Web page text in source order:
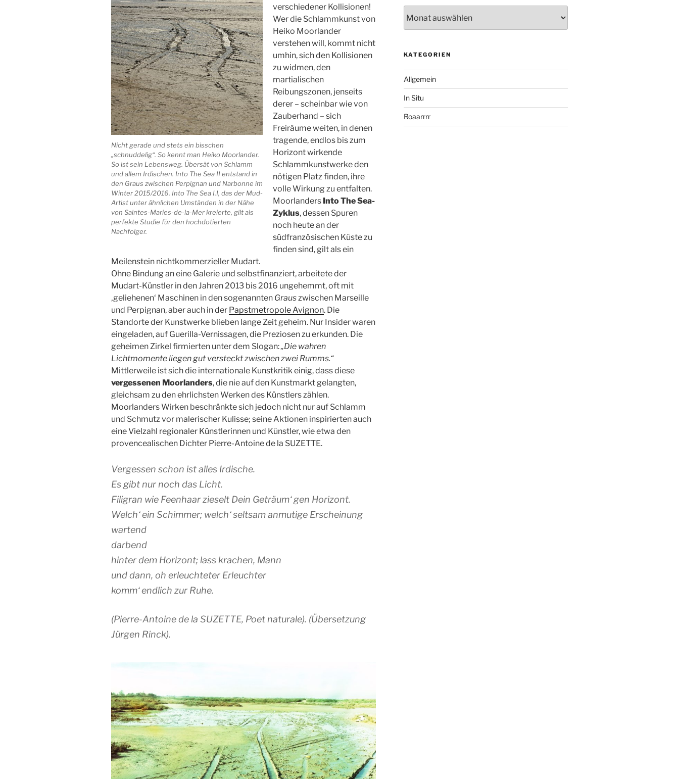
Nicht gerade und stets ein bisschen
„schnuddelig“. So kennt man Heiko Moorlander.
So ist sein Lebensweg. Übersät von Schlamm
und allem Irdischen. Into The Sea II entstand in
den Graus zwischen Perpignan und Narbonne im
Winter 2015/2016. Into The Sea I.I, das der Mud-
Artist unter ähnlichen Umständen in der Nähe
von Saintes-Maries-de-la-Mer kreierte, gilt als
perfekte Studie für den hochdotierten
Nachfolger.
verschiedener Kollisionen!
Wer die Schlammkunst von
Heiko Moorlander
verstehen will, kommt nicht
umhin, sich den Kollisionen
zu widmen, den
martialischen
Reibungszonen, jenseits
derer – scheinbar wie von
Zauberhand – sich
Freiräume weiten, in denen
tragende, endlos bis zum
Horizont wirkende
Schlammkunstwerke den
nötigen Platz finden, ihre
volle Wirkung zu entfalten.
Moorlanders Into The Sea-
Zyklus, dessen Spuren
noch heute an der
südfranzösischen Küste zu
finden sind, gilt als ein
Meilenstein nichtkommerzieller Mudart.
Ohne Bindung an eine Galerie und selbstfinanziert, arbeitete der
Mudart-Künstler in den Jahren 2013 bis 2016 ungehemmt, oft mit
‚geliehenen‘ Maschinen in den sogenannten Grauszwischen Marseille
und Perpignan, aber auch in der Papstmetropole Avignon. Die
Standorte der Kunstwerke blieben lange Zeit geheim. Nur Insider waren
eingeladen, auf Guerilla-Vernissagen, die Preziosen zu erkunden. Die
geheimen Zirkel firmierten unter dem Slogan:„Die wahren
Lichtmomente liegen gut versteckt zwischen zwei Rumms.“
Mittlerweile ist sich die internationale Kunstkritik einig, dass diese
vergessenen Moorlanders, die nie auf den Kunstmarkt gelangten,
gleichsam zu den ehrlichsten Werken des Künstlers zählen.
Moorlanders Wirken beschränkte sich jedoch nicht nur auf Schlamm
und Schmutz vor malerischer Kulisse; seine Aktionen inspirierten auch
eine Vielzahl regionaler Künstlerinnen und Künstler, wie etwa den
provencealischen Dichter Pierre-Antoine de la SUZETTE.
Vergessen schon ist alles Irdische.
Es gibt nur noch das Licht.
Filigran wie Feenhaar zieselt Dein Geträum‘ gen Horizont.
Welch‘ ein Schimmer; welch‘ seltsam anmutige Erscheinung
wartend
darbend
hinter dem Horizont; lass krachen, Mann
und dann, oh erleuchteter Erleuchter
komm‘ endlich zur Ruhe.
(Pierre-Antoine de la SUZETTE, Poet naturale). (Übersetzung
Jürgen Rinck).
KATEGORIEN
Allgemein
In Situ
Roaarrrr